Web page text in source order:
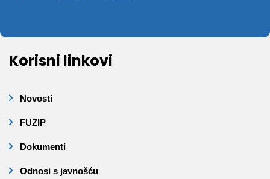
Korisni linkovi
Novosti
FUZIP
Dokumenti
Odnosi s javnošću